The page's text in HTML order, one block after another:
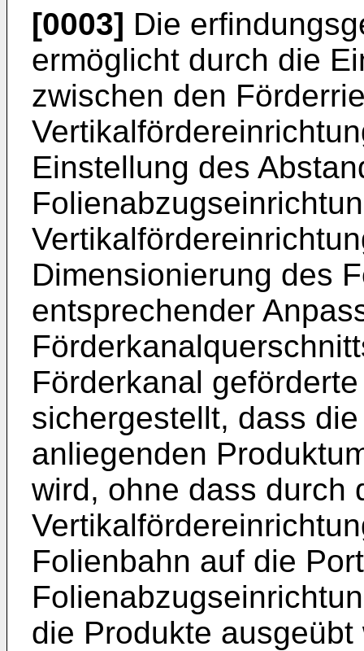
[0003] Die
ermöglicht durch die
zwischen den
Einstellung des
Dimensionierung des
entsprechender
Förderkanal
sichergestellt, dass
anliegenden
wird, ohne dass durch
Folienbahn auf die
die Produkte ausgeübt